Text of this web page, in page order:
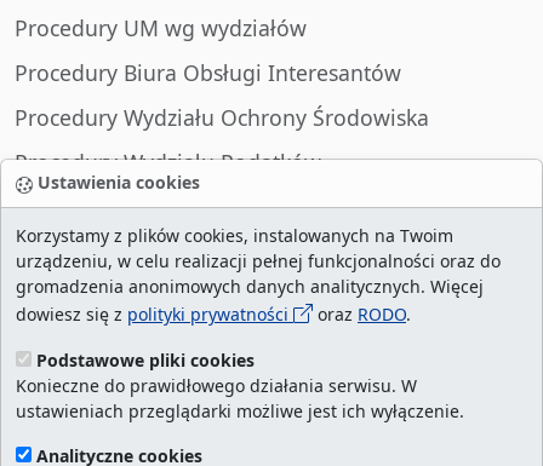
Ustawienia cookies
Korzystamy z plików cookies, instalowanych na Twoim
urządzeniu, w celu realizacji pełnej funkcjonalności oraz do
gromadzenia anonimowych danych analitycznych. Więcej
dowiesz się z polityki prywatności oraz RODO.
Podstawowe pliki cookies
Konieczne do prawidłowego działania serwisu. W
ustawieniach przeglądarki możliwe jest ich wyłączenie.
Analityczne cookies
Procedury UM wg wydziałów
Procedury Biura Obsługi Interesantów
Procedury Wydziału Ochrony Środowiska
Procedury Wydziału Podatków
Procedury Wydziału Spraw Obywatelskich
liczba wizyt:29012272/ aktualna strona:
najczęściej odwiedzane strony
cookies
Urząd Miasta Szczecin. Portal eurzad.szczecin.pl